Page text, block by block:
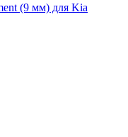
(9 мм) для Kia